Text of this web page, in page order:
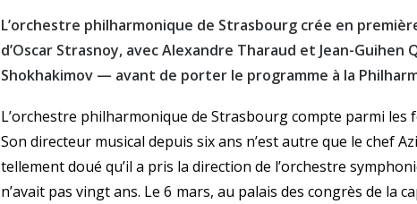
L’orchestre philharmonique de Strasbourg crée en
d’Oscar Strasnoy, avec Alexandre Tharaud et Jean-Guihen
Shokhakimov — avant de porter le programme à la
L’orchestre philharmonique de Strasbourg compte parmi
Son directeur musical depuis six ans n’est autre que le chef
tellement doué qu’il a pris la direction de l’orchestre
n’avait pas vingt ans. Le 6 mars, au palais des congrès de la